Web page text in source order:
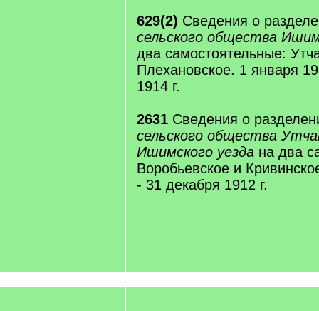
629(2) Сведения о
сельского общества
два самостоятельные:
Плехановское. 1 января
1914 г.
2631 Сведения о
сельского общества
Ишимского уезда на два
Воробьевское и
- 31 декабря 1912 г.